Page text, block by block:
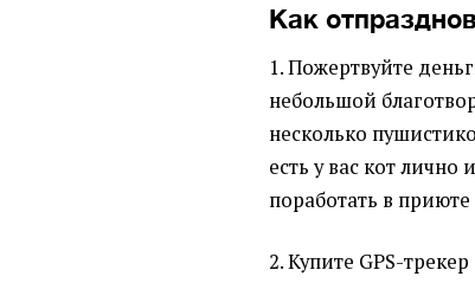
Как
1. Пожертвуйте
небольшой
несколько
есть у вас кот
поработать в
2. Купите GPS-